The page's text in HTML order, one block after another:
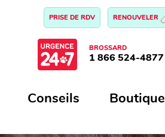
PRISE DE RDV RENOUVELER
BROSSARD
1 866 524-4877
Conseils Boutique